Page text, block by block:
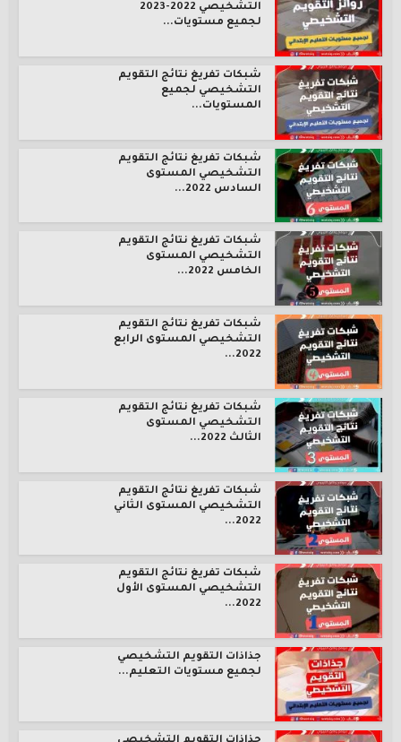
التشخيصي 2022-2023
لجميع مستويات...
شبكات تفريغ نتائج التقويم
التشخيصي لجميع
المستويات...
شبكات تفريغ نتائج التقويم
التشخيصي المستوى
السادس 2022...
شبكات تفريغ نتائج التقويم
التشخيصي المستوى
الخامس 2022...
شبكات تفريغ نتائج التقويم
التشخيصي المستوى الرابع
2022...
شبكات تفريغ نتائج التقويم
التشخيصي المستوى
الثالث 2022...
شبكات تفريغ نتائج التقويم
التشخيصي المستوى الثاني
2022...
شبكات تفريغ نتائج التقويم
التشخيصي المستوى الأول
2022...
جذاذات التقويم التشخيصي
لجميع مستويات التعليم...